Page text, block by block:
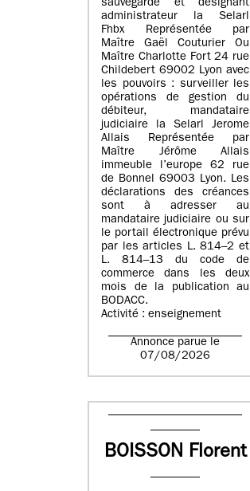
sauvegarde et désignant
administrateur la Selarl
Fhbx Représentée par
Maître Gaël Couturier Ou
Maître Charlotte Fort 24 rue
Childebert 69002 Lyon avec
les pouvoirs : surveiller les
opérations de gestion du
débiteur, mandataire
judiciaire la Selarl Jerome
Allais Représentée par
Maître Jérôme Allais
immeuble l’europe 62 rue
de Bonnel 69003 Lyon. Les
déclarations des créances
sont à adresser au
mandataire judiciaire ou sur
le portail électronique prévu
par les articles L. 814–2 et
L. 814–13 du code de
commerce dans les deux
mois de la publication au
BODACC.
Activité : enseignement
Annonce parue le
07/08/2026
BOISSON Florent